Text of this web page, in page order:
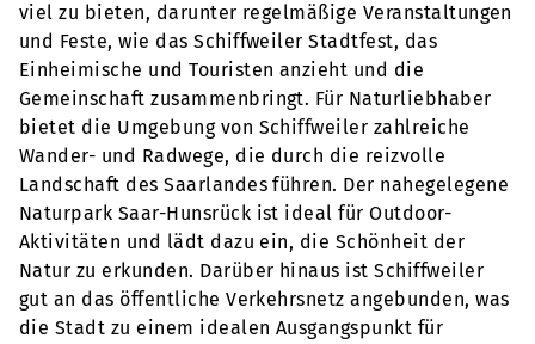
viel zu bieten, darunter regelmäßige Veranstaltungen
und Feste, wie das Schiffweiler Stadtfest, das
Einheimische und Touristen anzieht und die
Gemeinschaft zusammenbringt. Für Naturliebhaber
bietet die Umgebung von Schiffweiler zahlreiche
Wander- und Radwege, die durch die reizvolle
Landschaft des Saarlandes führen. Der nahegelegene
Naturpark Saar-Hunsrück ist ideal für Outdoor-
Aktivitäten und lädt dazu ein, die Schönheit der
Natur zu erkunden. Darüber hinaus ist Schiffweiler
gut an das öffentliche Verkehrsnetz angebunden, was
die Stadt zu einem idealen Ausgangspunkt für